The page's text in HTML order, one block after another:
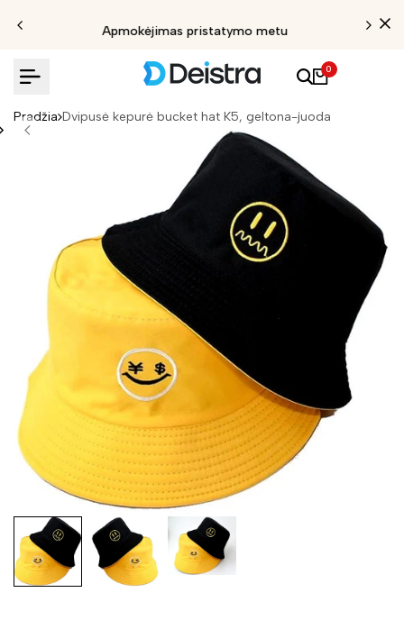
Apmokėjimas pristatymo metu
0
Pradžia Dvipusė kepurė bucket hat K5, geltona-juoda